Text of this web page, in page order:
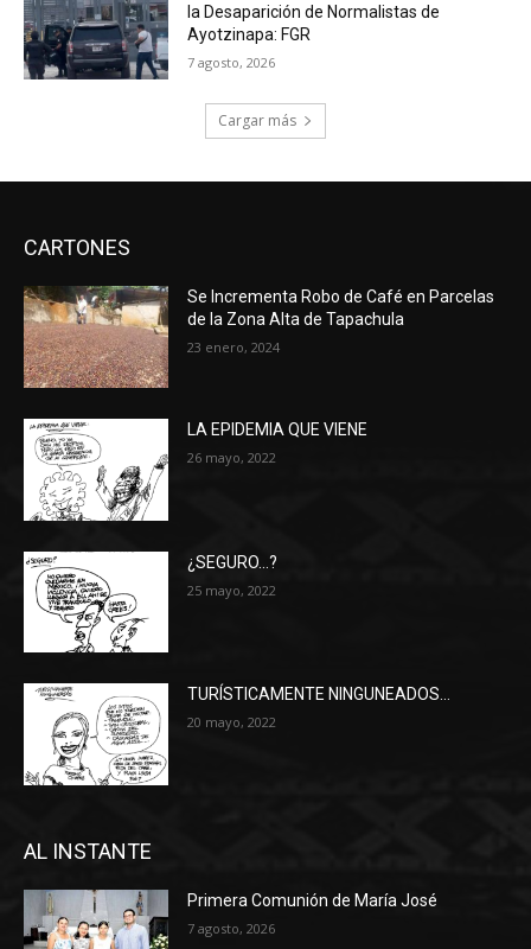
la Desaparición de Normalistas de
Ayotzinapa: FGR
7 agosto, 2026
Cargar más
CARTONES
Se Incrementa Robo de Café en Parcelas
de la Zona Alta de Tapachula
23 enero, 2024
LA EPIDEMIA QUE VIENE
26 mayo, 2022
¿SEGURO…?
25 mayo, 2022
TURÍSTICAMENTE NINGUNEADOS…
20 mayo, 2022
AL INSTANTE
Primera Comunión de María José
7 agosto, 2026